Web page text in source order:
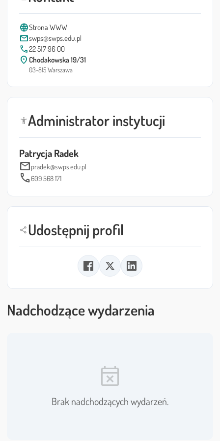
languageStrona WWW
mailswps@swps.edu.pl
call22 517 96 00
location_on Chodakowska 19/31
03-815 Warszawa
accessibility_newAdministrator instytucji
Patrycja Radek
mailpradek@swps.edu.pl
call609 568 171
shareUdostępnij profil
Nadchodzące wydarzenia
event_busy
Brak nadchodzących wydarzeń.